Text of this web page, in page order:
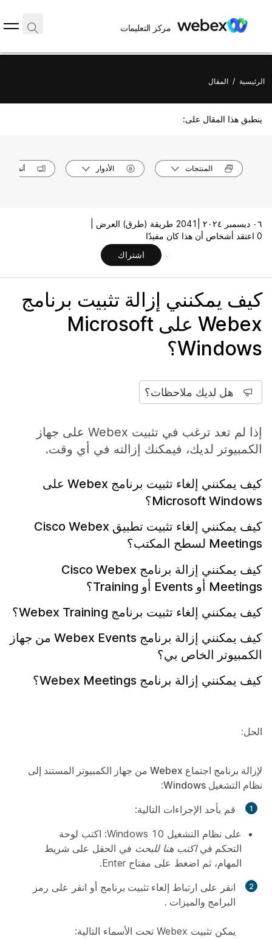
مركز التعليمات
الرئيسية / المقال
ينطبق هذا المقال على:
المنتجات الأدوار أنظمة
٠٦ ديسمبر ٢٠٢٤ |
2041 طريقة (طرق) العرض |
0 اعتقد أشخاص أن هذا كان مفيدًا
اشتراك
كيف يمكنني إزالة تثبيت برنامج
Webex على Microsoft
Windows؟
هل لديك ملاحظات؟
إذا لم تعد ترغب في تثبيت Webex على جهاز
الكمبيوتر لديك، فيمكنك إزالته في أي وقت.
كيف يمكنني إلغاء تثبيت برنامج Webex على
Microsoft Windows؟
كيف يمكنني إلغاء تثبيت تطبيق Cisco Webex
Meetings لسطح المكتب؟
كيف يمكنني إزالة برنامج Cisco Webex
Meetings أو Events أو Training؟
كيف يمكنني إلغاء تثبيت برنامج Webex Training؟
كيف يمكنني إزالة برنامج Webex Events من جهاز
الكمبيوتر الخاص بي؟
كيف يمكنني إزالة برنامج Webex Meetings؟
الحل:
لإزالة برنامج اجتماع Webex من جهاز الكمبيوتر المستند إلى
نظام التشغيل Windows:
قم بأحد الإجراءات التالية:
على نظام التشغيل Windows 10: اكتب
لوحة
التحكم فياكتب هنا للبحث في الحقل على شريط
المهام، ثم اضغط على مفتاح Enter.
انقر على ارتباط إلغاء تثبيت برنامج أو انقر على رمز
البرامج والميزات .
يمكن تثبيت Webex تحت الأسماء التالية: